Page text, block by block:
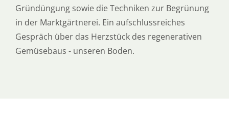
Gründüngung sowie die Techniken zur Begrünung
in der Marktgärtnerei. Ein aufschlussreiches
Gespräch über das Herzstück des regenerativen
Gemüsebaus - unseren Boden.